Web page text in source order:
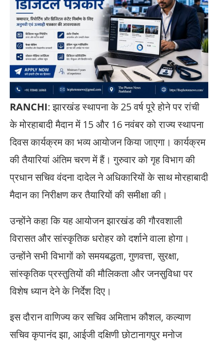
RANCHI: झारखंड स्थापना के 25 वर्ष पूरे होने पर रांची
के मोरहाबादी मैदान में 15 और 16 नवंबर को राज्य स्थापना
दिवस कार्यक्रम का भव्य आयोजन किया जाएगा। कार्यक्रम
की तैयारियां अंतिम चरण में हैं। गुरुवार को गृह विभाग की
प्रधान सचिव वंदना दादेल ने अधिकारियों के साथ मोरहाबादी
मैदान का निरीक्षण कर तैयारियों की समीक्षा की।
उन्होंने कहा कि यह आयोजन झारखंड की गौरवशाली
विरासत और सांस्कृतिक धरोहर को दर्शाने वाला होगा।
उन्होंने सभी विभागों को समयबद्धता, गुणवत्ता, सुरक्षा,
सांस्कृतिक प्रस्तुतियों की मौलिकता और जनसुविधा पर
विशेष ध्यान देने के निर्देश दिए।
इस दौरान वाणिज्य कर सचिव अमिताभ कौशल, कल्याण
सचिव कृपानंद झा, आईजी दक्षिणी छोटानागपुर मनोज